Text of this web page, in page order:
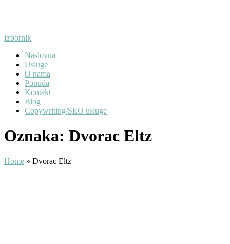
Izbornik
Naslovna
Usluge
O nama
Ponuda
Kontakt
Blog
Copywriting/SEO usluge
Oznaka: Dvorac Eltz
Home » Dvorac Eltz